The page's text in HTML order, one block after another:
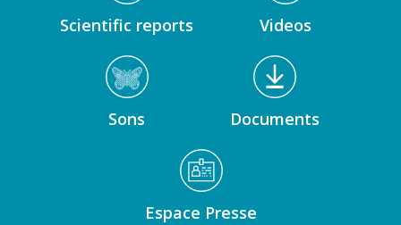
Scientific reports Videos
Sons Documents
Espace Presse